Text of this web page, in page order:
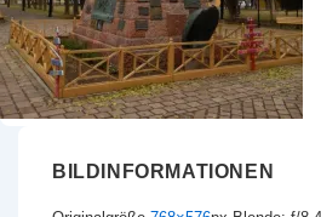
BILDINFORMATIONEN